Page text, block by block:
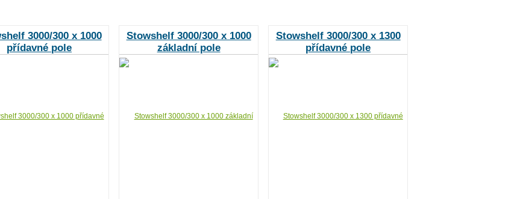
3000/300 x 1000
přídavné pole
Stowshelf 3000/300 x 1000
základní pole
Stowshelf 3000/300 x 1300
přídavné pole